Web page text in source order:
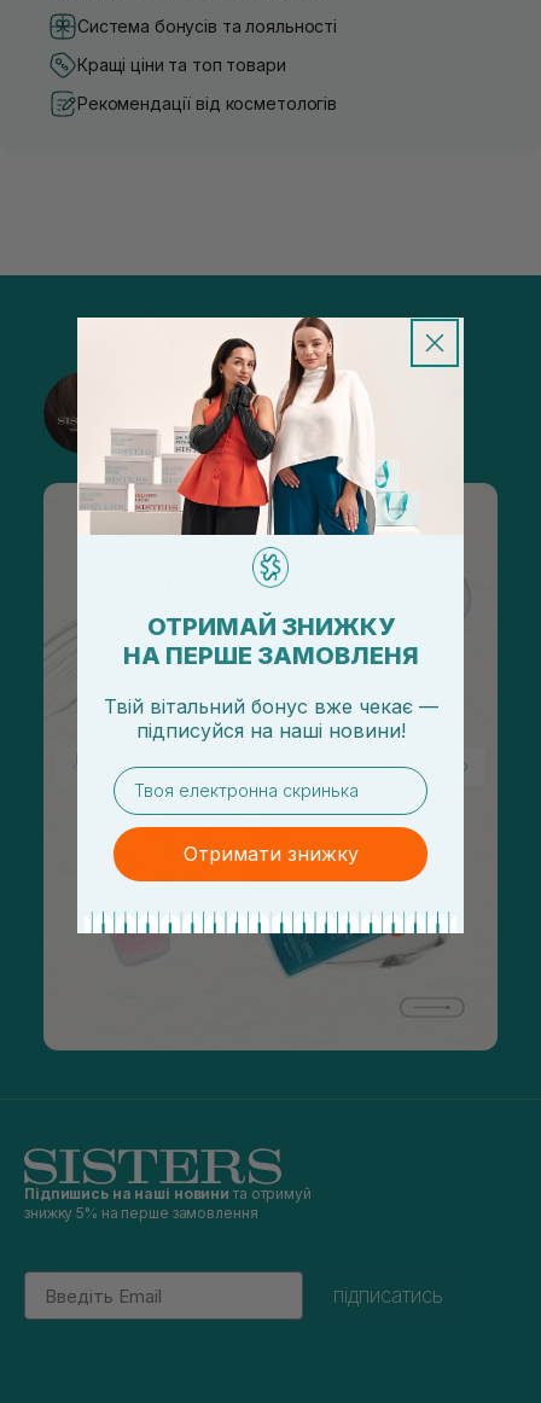
Система бонусів та лояльності
Кращі ціни та топ товари
Рекомендації від косметологів
@sisters_stelmakh в Instagram
Підписатися
Підпишись на наші новини та отримуй
знижку 5% на перше замовлення
Email
підписатись
ОТРИМАЙ ЗНИЖКУ
НА ПЕРШЕ ЗАМОВЛЕНЯ
Твій вітальний бонус вже чекає —
підписуйся на наші новини!
email
Отримати знижку